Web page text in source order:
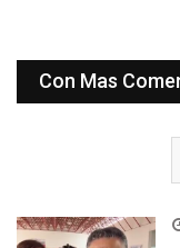
Con Mas